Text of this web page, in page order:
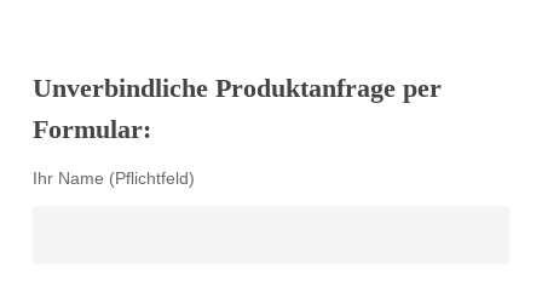
Unverbindliche Produktanfrage per
Formular:
Ihr Name (Pflichtfeld)